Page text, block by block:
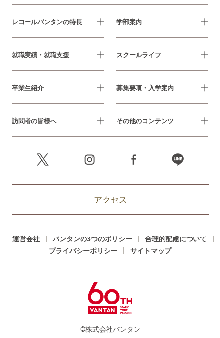
レコールバンタンの特長 学部案内
就職実績・就職支援 スクールライフ
卒業生紹介 募集要項・入学案内
訪問者の皆様へ その他のコンテンツ
アクセス
運営会社 バンタンの3つのポリシー
合理的配慮について
プライバシーポリシー
サイトマップ
©株式会社バンタン